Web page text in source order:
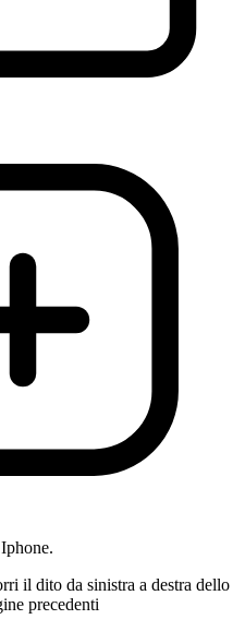
il dito da sinistra a destra dello
precedenti